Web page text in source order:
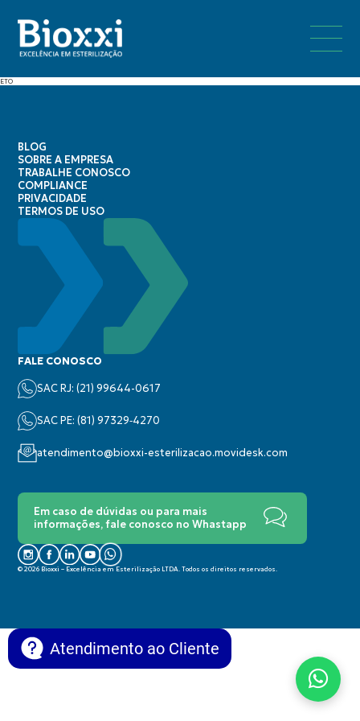
ETO
BLOG
SOBRE A EMPRESA
TRABALHE CONOSCO
COMPLIANCE
PRIVACIDADE
TERMOS DE USO
FALE CONOSCO
SAC RJ: (21) 99644-0617
SAC PE: (‪81) 97329‑4270‬
atendimento@bioxxi-esterilizacao.movidesk.com
Em caso de dúvidas ou para mais
informações, fale conosco no Whastapp
© 2026 Bioxxi – Excelência em Esterilização LTDA. Todos os direitos reservados.
Atendimento ao Cliente